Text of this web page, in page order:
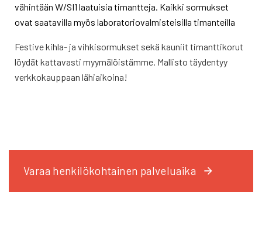
vähintään W/SI1 laatuisia timantteja. Kaikki sormukset
ovat saatavilla myös laboratoriovalmisteisilla timanteilla
Festive kihla- ja vihkisormukset sekä kauniit timanttikorut
löydät kattavasti myymälöistämme. Mallisto täydentyy
verkkokauppaan lähiaikoina!
Varaa henkilökohtainen palveluaika